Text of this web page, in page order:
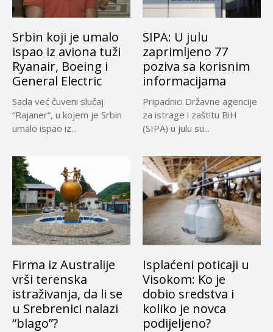
Srbin koji je umalo
ispao iz aviona tuži
Ryanair, Boeing i
General Electric
Sada već čuveni slučaj
“Rajaner”, u kojem je Srbin
umalo ispao iz...
SIPA: U julu
zaprimljeno 77
poziva sa korisnim
informacijama
Pripadnici Državne agencije
za istrage i zaštitu BiH
(SIPA) u julu su...
Firma iz Australije
vrši terenska
istraživanja, da li se
u Srebrenici nalazi
“blago”?
Isplaćeni poticaji u
Visokom: Ko je
dobio sredstva i
koliko je novca
podijeljeno?